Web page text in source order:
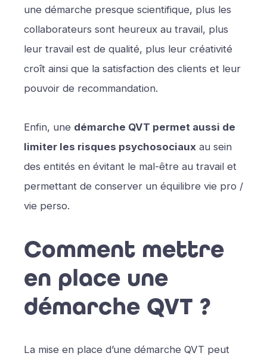
une démarche presque scientifique, plus les
collaborateurs sont heureux au travail, plus
leur travail est de qualité, plus leur créativité
croît ainsi que la satisfaction des clients et leur
pouvoir de recommandation.
Enfin, une démarche QVT permet aussi de
limiter les risques psychosociaux au sein
des entités en évitant le mal-être au travail et
permettant de conserver un équilibre vie pro /
vie perso.
Comment mettre
en place une
démarche QVT ?
La mise en place d’une démarche QVT peut